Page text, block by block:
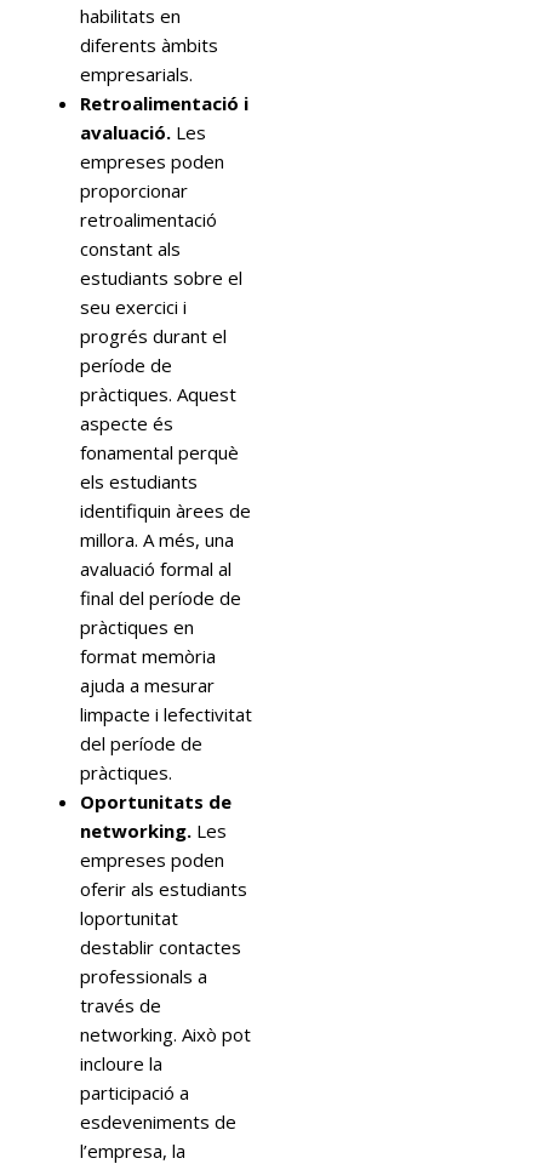
habilitats en
diferents àmbits
empresarials.
Retroalimentació i
avaluació.Les
empreses poden
proporcionar
retroalimentació
constant als
estudiants sobre el
seu exercici i
progrés durant el
període de
pràctiques. Aquest
aspecte és
fonamental perquè
els estudiants
identifiquin àrees de
millora. A més, una
avaluació formal al
final del període de
pràctiques en
format memòria
ajuda a mesurar
limpacte i lefectivitat
del període de
pràctiques.
Oportunitats de
networking.Les
empreses poden
oferir als estudiants
loportunitat
destablir contactes
professionals a
través de
networking. Això pot
incloure la
participació a
esdeveniments de
l’empresa, la